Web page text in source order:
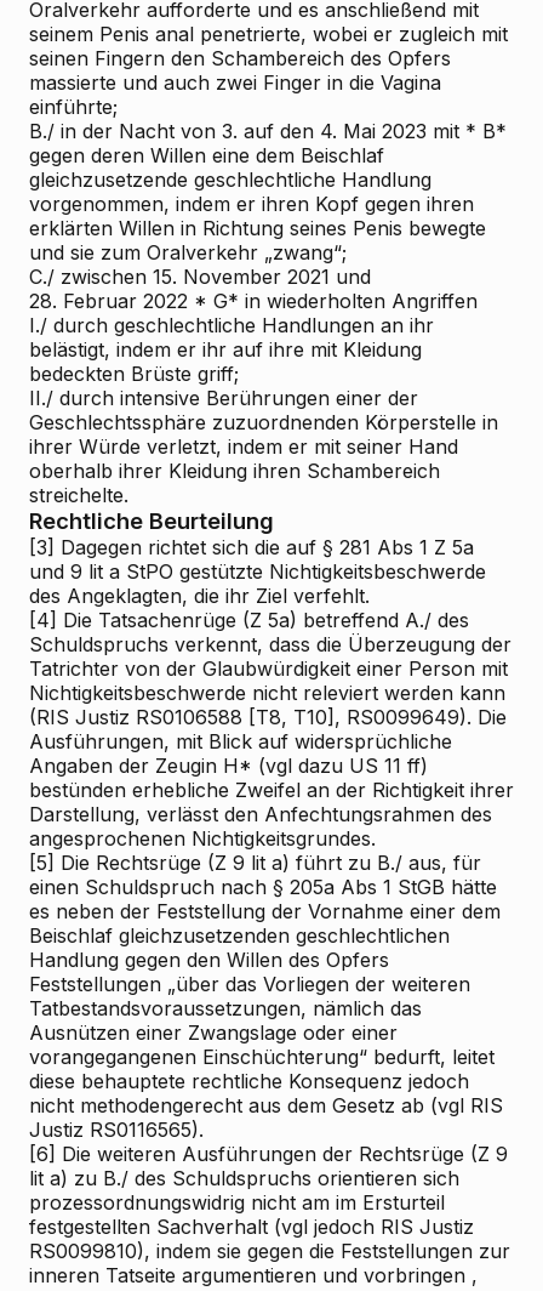
Oralverkehr aufforderte und es anschließend mit
seinem Penis anal penetrierte, wobei er zugleich mit
seinen Fingern den Schambereich des Opfers
massierte und auch zwei Finger in die Vagina
einführte;
B./ in der Nacht von 3. auf den 4. Mai 2023 mit * B*
gegen deren Willen eine dem Beischlaf
gleichzusetzende geschlechtliche Handlung
vorgenommen, indem er ihren Kopf gegen ihren
erklärten Willen in Richtung seines Penis bewegte
und sie zum Oralverkehr „zwang“;
C./ zwischen 15. November 2021 und
28. Februar 2022 * G* in wiederholten Angriffen
I./ durch geschlechtliche Handlungen an ihr
belästigt, indem er ihr auf ihre mit Kleidung
bedeckten Brüste griff;
II./ durch intensive Berührungen einer der
Geschlechtssphäre zuzuordnenden Körperstelle in
ihrer Würde verletzt, indem er mit seiner Hand
oberhalb ihrer Kleidung ihren Schambereich
streichelte.
Rechtliche Beurteilung
[3] Dagegen richtet sich die auf § 281 Abs 1 Z 5a
und 9 lit a StPO gestützte Nichtigkeitsbeschwerde
des Angeklagten, die ihr Ziel verfehlt.
[4] Die Tatsachenrüge (Z 5a) betreffend A./ des
Schuldspruchs verkennt, dass die Überzeugung der
Tatrichter von der Glaubwürdigkeit einer Person mit
Nichtigkeitsbeschwerde nicht releviert werden kann
(RIS Justiz RS0106588 [T8, T10], RS0099649). Die
Ausführungen, mit Blick auf widersprüchliche
Angaben der Zeugin H* (vgl dazu US 11 ff)
bestünden erhebliche Zweifel an der Richtigkeit ihrer
Darstellung, verlässt den Anfechtungsrahmen des
angesprochenen Nichtigkeitsgrundes.
[5] Die Rechtsrüge (Z 9 lit a) führt zu B./ aus, für
einen Schuldspruch nach § 205a Abs 1 StGB hätte
es neben der Feststellung der Vornahme einer dem
Beischlaf gleichzusetzenden geschlechtlichen
Handlung gegen den Willen des Opfers
Feststellungen „über das Vorliegen der weiteren
Tatbestandsvoraussetzungen, nämlich das
Ausnützen einer Zwangslage oder einer
vorangegangenen Einschüchterung“ bedurft, leitet
diese behauptete rechtliche Konsequenz jedoch
nicht methodengerecht aus dem Gesetz ab (vgl RIS
Justiz RS0116565).
[6] Die weiteren Ausführungen der Rechtsrüge (Z 9
lit a) zu B./ des Schuldspruchs orientieren sich
prozessordnungswidrig nicht am im Ersturteil
festgestellten Sachverhalt (vgl jedoch RIS Justiz
RS0099810), indem sie gegen die Feststellungen zur
inneren Tatseite argumentieren und vorbringen ,